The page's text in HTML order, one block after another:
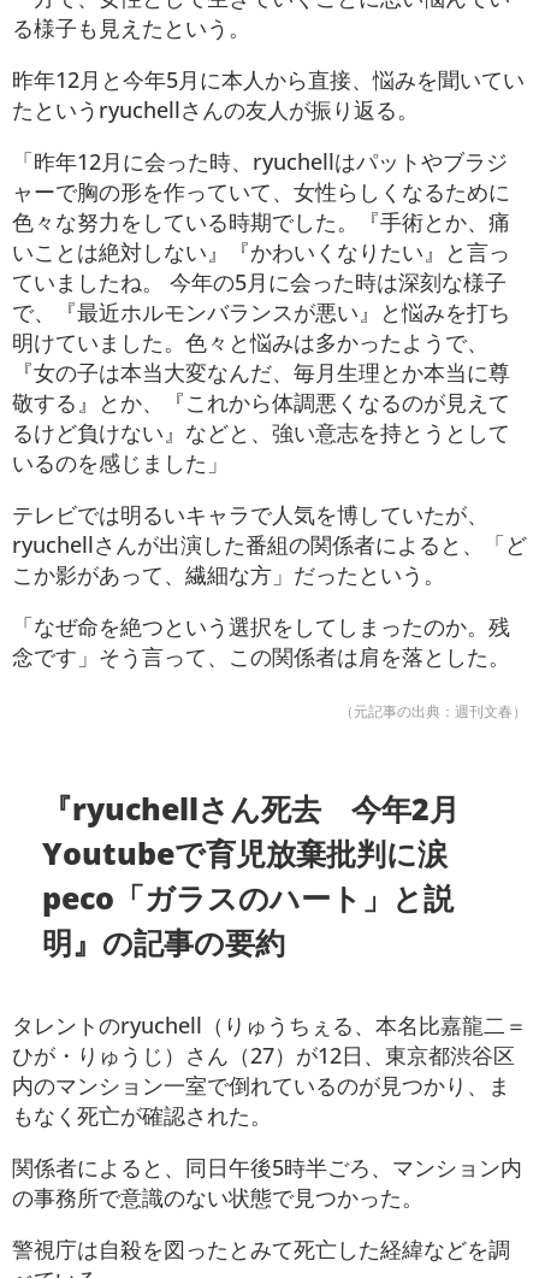
る様子も見えたという。
昨年12月と今年5月に本人から直接、悩みを聞いてい
たというryuchellさんの友人が振り返る。
「昨年12月に会った時、ryuchellはパットやブラジ
ャーで胸の形を作っていて、女性らしくなるために
色々な努力をしている時期でした。『手術とか、痛
いことは絶対しない』『かわいくなりたい』と言っ
ていましたね。 今年の5月に会った時は深刻な様子
で、『最近ホルモンバランスが悪い』と悩みを打ち
明けていました。色々と悩みは多かったようで、
『女の子は本当大変なんだ、毎月生理とか本当に尊
敬する』とか、『これから体調悪くなるのが見えて
るけど負けない』などと、強い意志を持とうとして
いるのを感じました」
テレビでは明るいキャラで人気を博していたが、
ryuchellさんが出演した番組の関係者によると、「ど
こか影があって、繊細な方」だったという。
「なぜ命を絶つという選択をしてしまったのか。残
念です」そう言って、この関係者は肩を落とした。
（元記事の出典：週刊文春）
『ryuchellさん死去 今年2月
Youtubeで育児放棄批判に涙
peco「ガラスのハート」と説
明』の記事の要約
タレントのryuchell（りゅうちぇる、本名比嘉龍二＝
ひが・りゅうじ）さん（27）が12日、東京都渋谷区
内のマンション一室で倒れているのが見つかり、ま
もなく死亡が確認された。
関係者によると、同日午後5時半ごろ、マンション内
の事務所で意識のない状態で見つかった。
警視庁は自殺を図ったとみて死亡した経緯などを調